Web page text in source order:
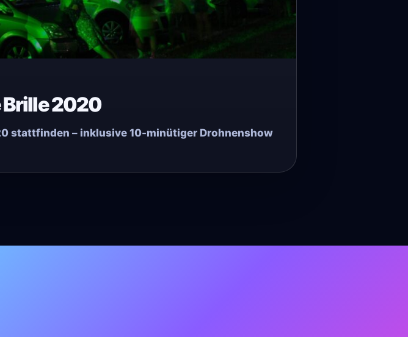
Brille 2020
stattfinden – inklusive 10-minütiger Drohnenshow